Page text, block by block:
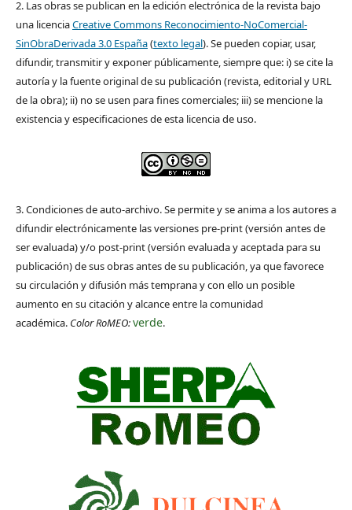
2. Las obras se publican en la edición electrónica de la revista bajo
una licenciaCreative Commons Reconocimiento-NoComercial-
SinObraDerivada 3.0 España(texto legal). Se pueden copiar, usar,
difundir, transmitir y exponer públicamente, siempre que: i) se cite la
autoría y la fuente original de su publicación (revista, editorial y URL
de la obra); ii) no se usen para fines comerciales; iii) se mencione la
existencia y especificaciones de esta licencia de uso.
3. Condiciones de auto-archivo. Se permite y se anima a los autores a
difundir electrónicamente las versiones pre-print (versión antes de
ser evaluada) y/o post-print (versión evaluada y aceptada para su
publicación) de sus obras antes de su publicación, ya que favorece
su circulación y difusión más temprana y con ello un posible
aumento en su citación y alcance entre la comunidad
académica. Color RoMEO:verde.